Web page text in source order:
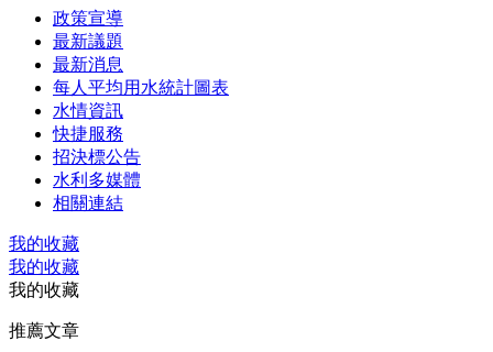
政策宣導
最新議題
最新消息
每人平均用水統計圖表
水情資訊
快捷服務
招決標公告
水利多媒體
相關連結
我的收藏
我的收藏
我的收藏
推薦文章